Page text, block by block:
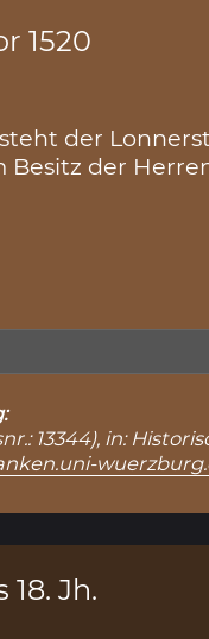
1520
der
Besitz der
13344), in:
18. Jh.